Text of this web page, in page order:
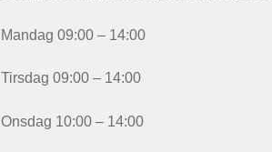
Mandag 09:00 – 14:00
Tirsdag 09:00 – 14:00
Onsdag 10:00 – 14:00